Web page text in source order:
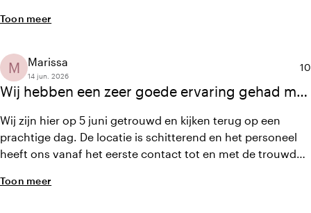
Toon meer
Wij hebben een zeer goede ervaring gehad met
uitstekende service en perfecte organisatie
hebben onze.
M Marissa
14 jun. 2026
10
Wij zijn hier op 5 juni getrouwd en kijken terug op een
prachtige dag. De locatie is schitterend en het personeel
heeft ons vanaf het eerste contact tot en met de trouwdag
wij zorgeloos konden genieten. We zijn ontzettend
Toon meer